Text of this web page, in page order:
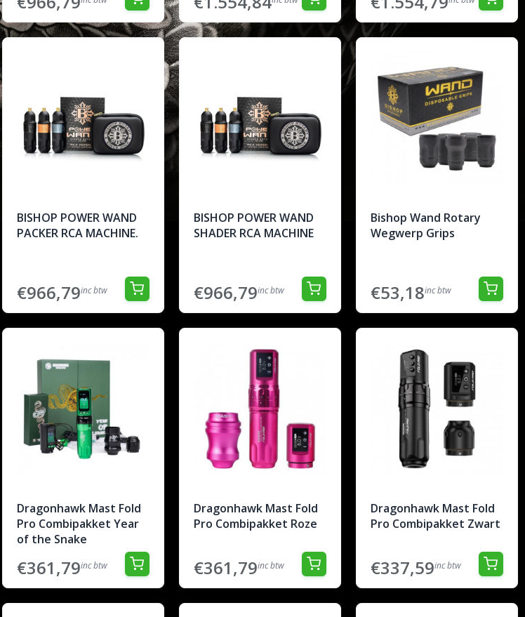
BISHOP POWER WAND
PACKER RCA MACHINE.
€966,79inc btw
BISHOP POWER WAND
SHADER RCA MACHINE
€966,79inc btw
Bishop Wand Rotary
Wegwerp Grips
€53,18inc btw
Dragonhawk Mast Fold
Pro Combipakket Year
of the Snake
€361,79inc btw
Dragonhawk Mast Fold
Pro Combipakket Roze
€361,79inc btw
Dragonhawk Mast Fold
Pro Combipakket Zwart
€337,59inc btw